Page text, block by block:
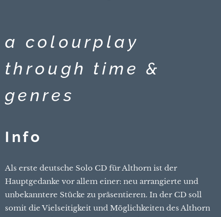
a colourplay
through time &
genres
Info
Als erste deutsche Solo CD für Althorn ist der
Hauptgedanke vor allem einer: neu arrangierte und
unbekanntere Stücke zu präsentieren. In der CD soll
somit die Vielseitigkeit und Möglichkeiten des Althorn